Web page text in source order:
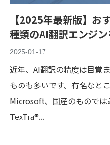
【2025年最新版】お
種類のAI翻訳エンジン
2025-01-17
近年、AI翻訳の精度は目覚
ものも多いです。有名なと
Microsoft、国産のものでは
TexTra®...